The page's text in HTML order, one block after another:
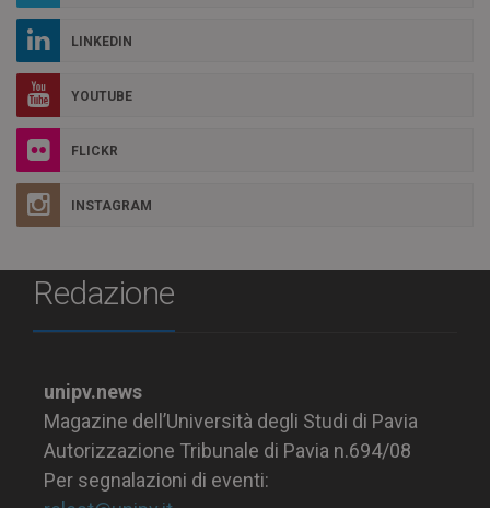
LINKEDIN
YOUTUBE
FLICKR
INSTAGRAM
Redazione
unipv.news
Magazine dell’Università degli Studi di Pavia
Autorizzazione Tribunale di Pavia n.694/08
Per segnalazioni di eventi: